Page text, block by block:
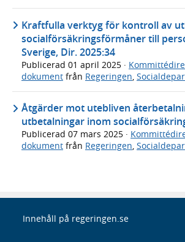
Kraftfulla verktyg för kontroll av
socialförsäkringsförmåner till
Sverige, Dir. 2025:34
Publicerad 01 april 2025 ·
dokument från Regeringen
Åtgärder mot utebliven
utbetalningar inom
Publicerad 07 mars 2025 ·
dokument från Regeringen,
Innehåll på regeringen.se